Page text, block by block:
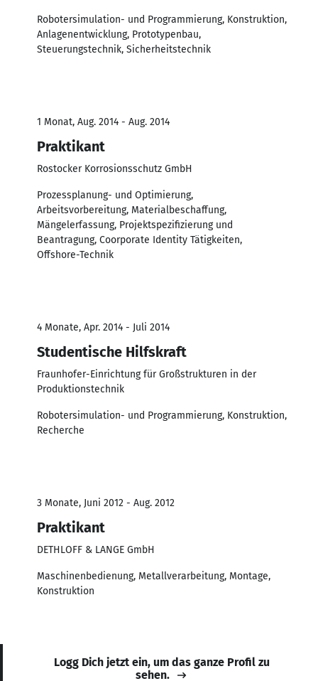
Robotersimulation- und Programmierung, Konstruktion,
Anlagenentwicklung, Prototypenbau,
Steuerungstechnik, Sicherheitstechnik
1 Monat, Aug. 2014 - Aug. 2014
Praktikant
Rostocker Korrosionsschutz GmbH
Prozessplanung- und Optimierung,
Arbeitsvorbereitung, Materialbeschaffung,
Mängelerfassung, Projektspezifizierung und
Beantragung, Coorporate Identity Tätigkeiten,
Offshore-Technik
4 Monate, Apr. 2014 - Juli 2014
Studentische Hilfskraft
Fraunhofer-Einrichtung für Großstrukturen in der
Produktionstechnik
Robotersimulation- und Programmierung, Konstruktion,
Recherche
3 Monate, Juni 2012 - Aug. 2012
Praktikant
DETHLOFF & LANGE GmbH
Maschinenbedienung, Metallverarbeitung, Montage,
Konstruktion
Logg Dich jetzt ein, um das ganze Profil zu
sehen.